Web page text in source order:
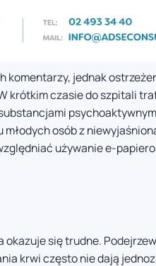
komentarzy, jednak
krótkim czasie do szpitali
osób z
używanie e-
się trudne.
krwi często nie dają